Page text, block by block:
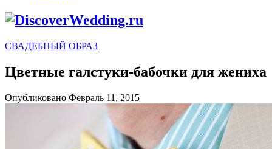
СВАДЕБНЫЙ ОБРАЗ
Цветные галстуки-бабочки для жениха
Опубликовано Февраль 11, 2015